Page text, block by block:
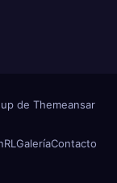
de Themeansar
GaleríaContacto